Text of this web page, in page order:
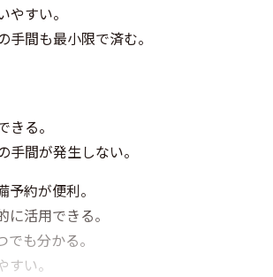
すい。
間も最小限で済む。
る。
間が発生しない。
約が便利。
活用できる。
も分かる。
い。